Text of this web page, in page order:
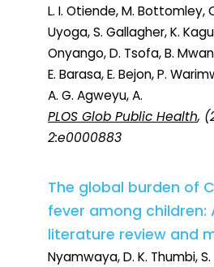
L. I. Otiende, M. Bottomley,
Uyoga, S. Gallagher, K.
Onyango, D. Tsofa, B.
E. Barasa, E. Bejon, P.
A. G. Agweyu, A.
PLOS Glob Public Health,
2:e0000883
The global burden of
fever among children:
literature review and
Nyamwaya, D. K. Thumbi, S.